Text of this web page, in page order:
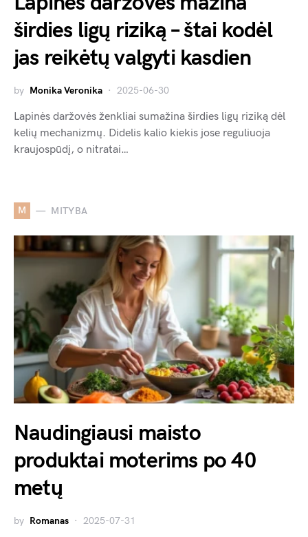
širdies ligų riziką – štai kodėl
jas reikėtų valgyti kasdien
by Monika Veronika 2025-06-30
Lapinės daržovės ženkliai sumažina širdies ligų riziką dėl
kelių mechanizmų. Didelis kalio kiekis jose reguliuoja
kraujospūdį, o nitratai…
M MITYBA
Naudingiausi maisto
produktai moterims po 40
metų
by Romanas 2025-07-31